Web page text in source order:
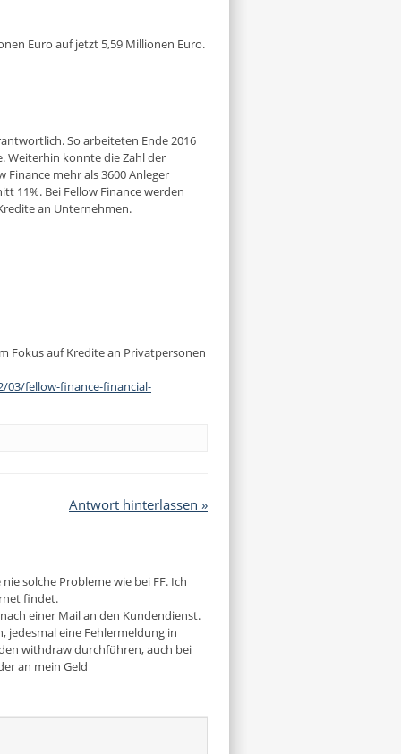
Euro auf jetzt 5,59 Millionen Euro.
So arbeiteten Ende 2016
Weiterhin konnte die Zahl der
mehr als 3600 Anleger
11%. Bei Fellow Finance werden
an Unternehmen.
Fokus auf Kredite an Privatpersonen
fellow-finance-financial-
Antwort hinterlassen »
solche Probleme wie bei FF. Ich
findet.
einer Mail an den Kundendienst.
jedesmal eine Fehlermeldung in
withdraw durchführen, auch bei
an mein Geld